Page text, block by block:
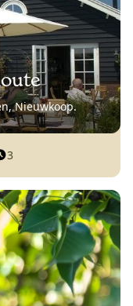
Nieuwkoop.
3